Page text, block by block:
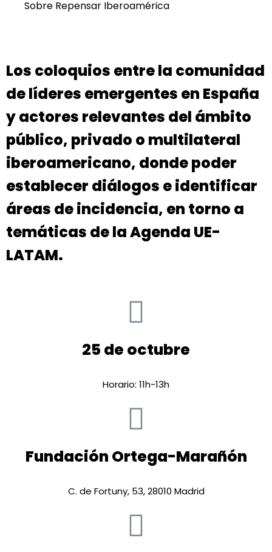
Sobre Repensar Iberoamérica
Los coloquios entrela comunidad
de líderes emergentes en España
y actores relevantes del ámbito
público, privado o multilateral
iberoamericano, donde poder
establecer diálogos e identificar
áreas de incidencia, en torno a
temáticas de la Agenda UE-
LATAM.
25 de octubre
Horario: 11h-13h
Fundación Ortega-Marañón
C. de Fortuny, 53, 28010 Madrid